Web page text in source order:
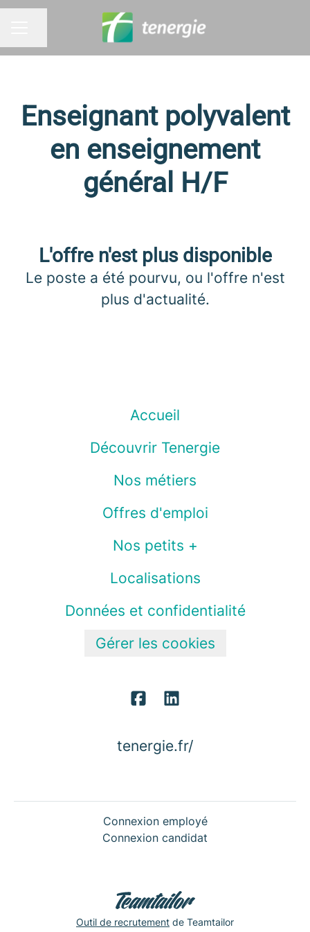
Partager la page
Enseignant polyvalent
en enseignement
général H/F
L'offre n'est plus disponible
Le poste a été pourvu, ou l'offre n'est
plus d'actualité.
Accueil
Découvrir Tenergie
Nos métiers
Offres d'emploi
Nos petits +
Localisations
Données et confidentialité
Gérer les cookies
tenergie.fr/
Connexion employé
Connexion candidat
Outil de recrutement de Teamtailor